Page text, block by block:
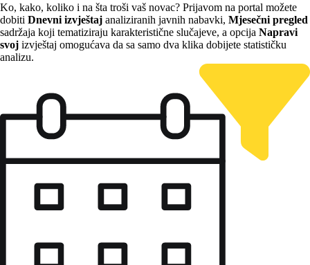
Ko, kako, koliko i na šta troši vaš novac? Prijavom na portal možete
dobiti Dnevni izvještaj analiziranih javnih nabavki, Mjesečni pregled
sadržaja koji tematiziraju karakteristične slučajeve, a opcija Napravi
svoj izvještaj omogućava da sa samo dva klika dobijete statističku
analizu.